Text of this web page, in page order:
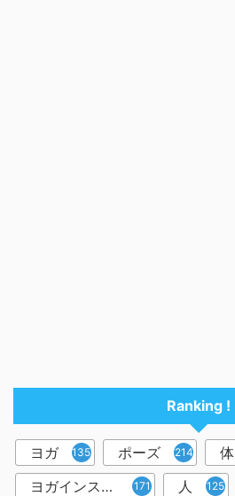
Ranking !
ヨガ 1357 ポーズ 214 体
ヨガインストラクター 171 人 125